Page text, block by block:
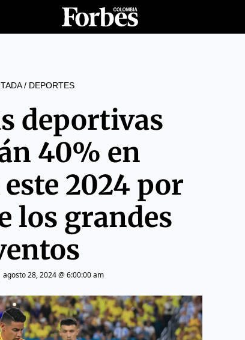
/ DEPORTES
deportivas
40% en
2024 por
los grandes
agosto 28, 2024 @ 6:00:00 am